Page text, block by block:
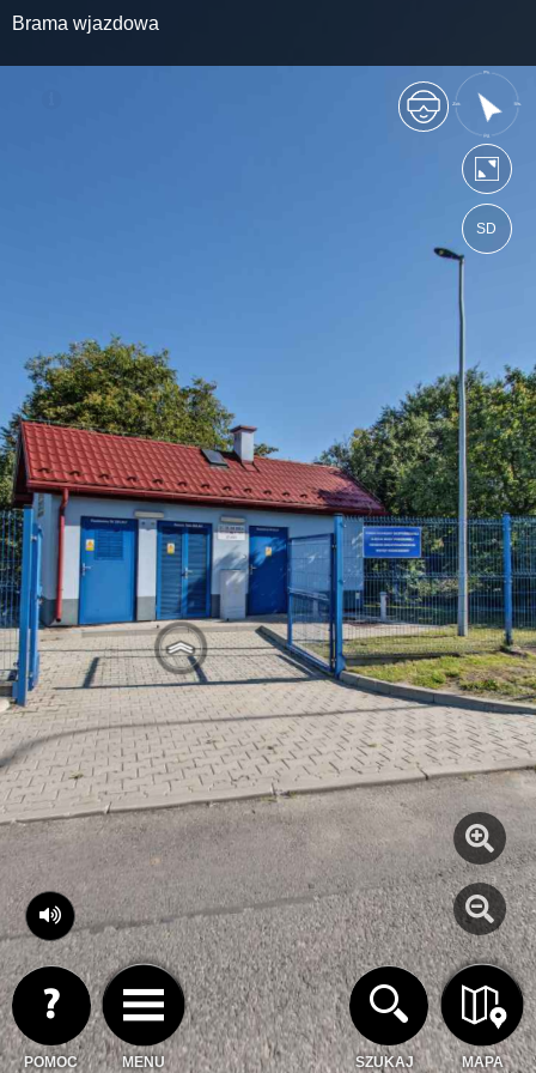
https://pwikolkusz.wkraj.pl
Mapa serwisu
Brama wjazdowa
MENU MAPA
POMOC
SD
SZUKAJ